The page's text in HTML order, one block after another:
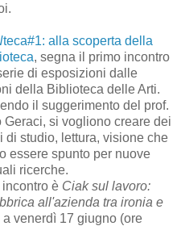
teca#1: alla scoperta della
, segna il primo incontro
di esposizioni dalle
della Biblioteca delle Arti.
il suggerimento del prof.
Geraci, si vogliono creare dei
di studio, lettura, visione che
essere spunto per nuove
ricerche.
incontro è Ciak sul lavoro:
all'azienda tra ironia e
venerdì 17 giugno (ore